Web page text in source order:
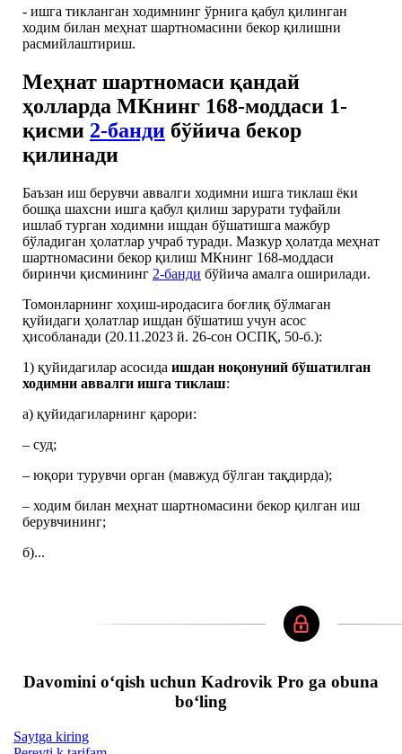
- ишга тикланган ходимнинг ўрнига қабул қилинган
ходим билан меҳнат шартномасини бекор қилишни
расмийлаштириш.
Меҳнат шартномаси қандай
ҳолларда МКнинг 168-моддаси 1-
қисми 2-банди бўйича бекор
қилинади
Баъзан иш берувчи аввалги ходимни ишга тиклаш ёки
бошқа шахсни ишга қабул қилиш зарурати туфайли
ишлаб турган ходимни ишдан бўшатишга мажбур
бўладиган ҳолатлар учраб туради. Мазкур ҳолатда меҳнат
шартномасини бекор қилиш МКнинг 168-моддаси
биринчи қисмининг 2-банди бўйича амалга оширилади.
Томонларнинг хоҳиш-иродасига боғлиқ бўлмаган
қуйидаги ҳолатлар ишдан бўшатиш учун асос
ҳисобланади (20.11.2023 й. 26-сон ОСПҚ, 50-б.):
1) қуйидагилар асосида ишдан ноқонуний бўшатилган
ходимни аввалги ишга тиклаш:
а) қуйидагиларнинг қарори:
– суд;
– юқори турувчи орган (мавжуд бўлган тақдирда);
– ходим билан меҳнат шартномасини бекор қилган иш
берувчининг;
б)...
Davomini oʻqish uchun Kadrovik Pro ga obuna
boʻling
Saytga kiring